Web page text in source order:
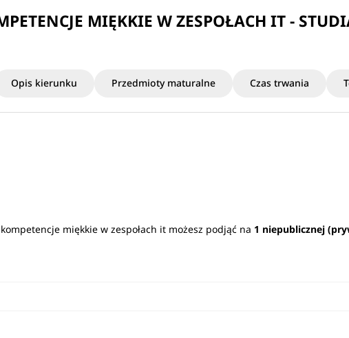
MIĘKKIE W ZESPOŁACH IT -
Opis kierunku Przedmioty maturalne Czas trwania
miękkie w zespołach it możesz podjąć na 1 niepublicznej